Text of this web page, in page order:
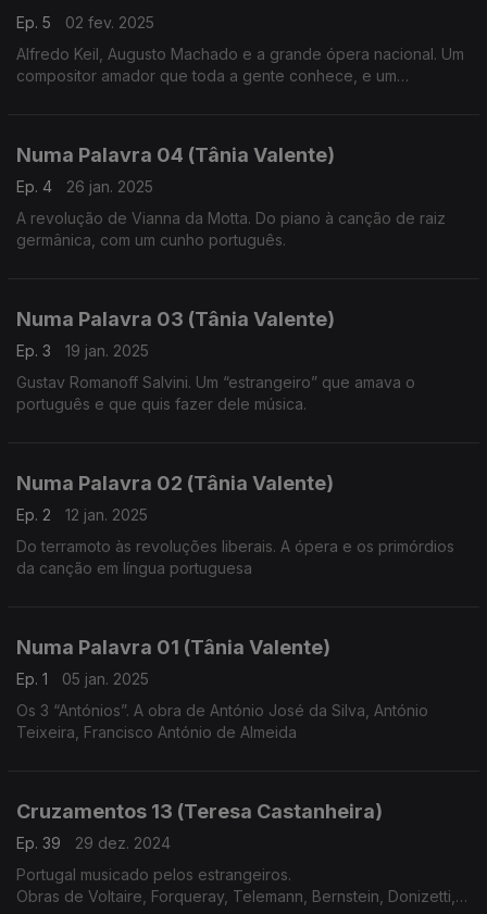
Ep. 5
02 fev. 2025
Alfredo Keil, Augusto Machado e a grande ópera nacional. Um
compositor amador que toda a gente conhece, e um
Numa Palavra 04 (Tânia Valente)
Ep. 4
26 jan. 2025
A revolução de Vianna da Motta. Do piano à canção de raiz
germânica, com um cunho português.
Numa Palavra 03 (Tânia Valente)
Ep. 3
19 jan. 2025
Gustav Romanoff Salvini. Um “estrangeiro” que amava o
português e que quis fazer dele música.
Numa Palavra 02 (Tânia Valente)
Ep. 2
12 jan. 2025
Do terramoto às revoluções liberais. A ópera e os primórdios
da canção em língua portuguesa
Numa Palavra 01 (Tânia Valente)
Ep. 1
05 jan. 2025
Os 3 “Antónios”. A obra de António José da Silva, António
Teixeira, Francisco António de Almeida
Cruzamentos 13 (Teresa Castanheira)
Ep. 39
29 dez. 2024
Portugal musicado pelos estrangeiros.
Obras de Voltaire, Forqueray, Telemann, Bernstein, Donizetti,